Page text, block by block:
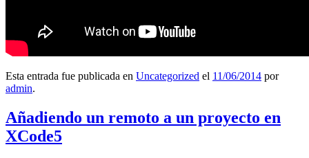
Esta entrada fue publicada en Uncategorized el 11/06/2014 por
admin.
Añadiendo un remoto a un proyecto en
XCode5